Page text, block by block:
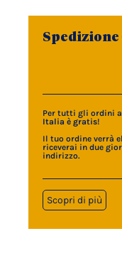
Per tutti gli ordini
Italia è gratis!
Il tuo ordine verrà
riceverai in due
indirizzo.
Scopri di più